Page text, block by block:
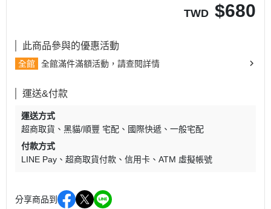
TWD $680
此商品參與的優惠活動
全館 全館滿件滿額活動，請查閱詳情
運送&付款
運送方式
超商取貨
黑貓/順豐 宅配 國際快遞
一般宅配
付款方式
LINE Pay
超商取貨付款 信用卡 ATM 虛擬帳號
分享商品到